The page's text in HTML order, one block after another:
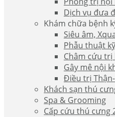
Dịch vụ đưa
Khám chữa bệnh
Siêu âm,
Phẫu thuật
Châm cứu trị
Gây mê nội
Điều trị
Khách sạn thú
Spa & Grooming
Cấp cứu thú cưng